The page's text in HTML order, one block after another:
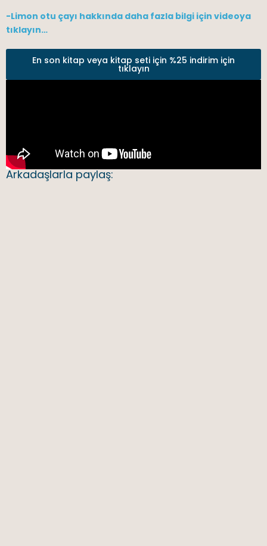
-Limon otu çayı hakkında daha fazla bilgi için videoya
tıklayın…
En son kitap veya kitap seti için %25 indirim için
tıklayın
Arkadaşlarla paylaş: